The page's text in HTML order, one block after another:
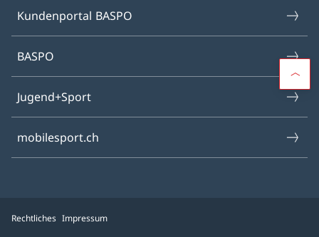
Kundenportal BASPO
BASPO
Jugend+Sport
mobilesport.ch
Rechtliches Impressum